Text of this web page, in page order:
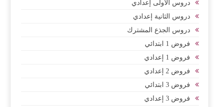
دروس الأولى إعدادي
دروس الثانية إعدادي
دروس الجذع المشترك
فروض 1 ابتدائي
فروض 1 إعدادي
فروض 2 إعدادي
فروض 3 ابتدائي
فروض 3 إعدادي